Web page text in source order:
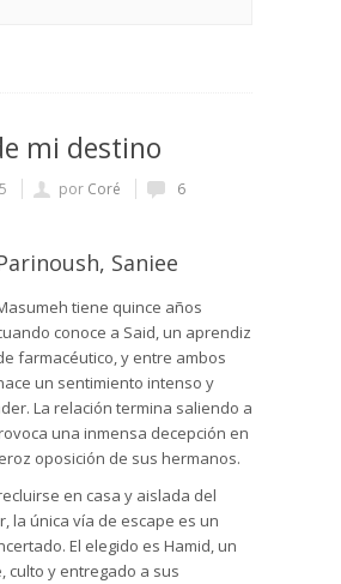
mi destino
por Coré
6
Saniee
tiene quince años
conoce a Said, un aprendiz
farmacéutico, y entre ambos
un sentimiento intenso y
La relación termina saliendo a
una inmensa decepción en
oposición de sus hermanos.
en casa y aislada del
la única vía de escape es un
El elegido es Hamid, un
culto y entregado a sus